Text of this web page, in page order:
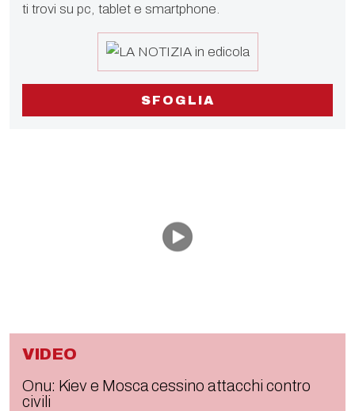
ti trovi su pc, tablet e smartphone.
SFOGLIA
VIDEO
Onu: Kiev e Mosca cessino attacchi contro
civili